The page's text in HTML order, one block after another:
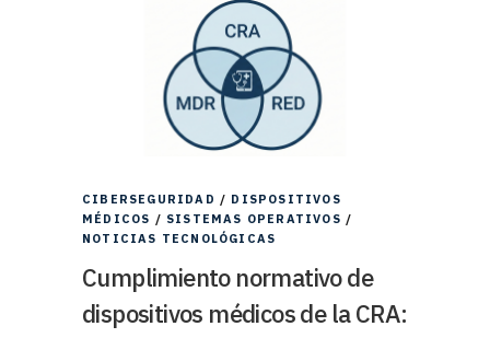
CIBERSEGURIDAD / DISPOSITIVOS
MÉDICOS / SISTEMAS OPERATIVOS /
NOTICIAS TECNOLÓGICAS
Cumplimiento normativo de
dispositivos médicos de la CRA: